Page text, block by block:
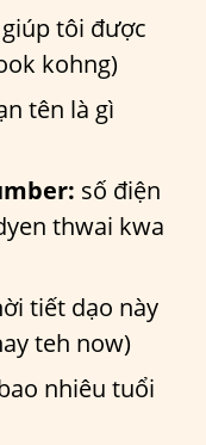
tôi được
kohng)
tên là gì
số điện
thwai kwa
tiết dạo này
teh now)
nhiêu tuổi